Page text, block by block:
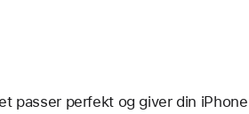
passer perfekt og giver din